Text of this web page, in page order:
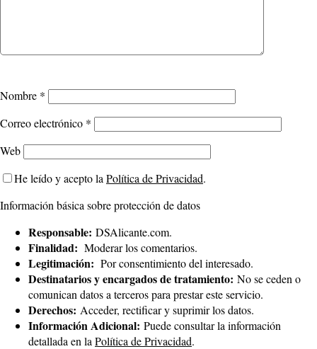
Nombre *
Correo electrónico *
Web
He leído y acepto la Política de Privacidad.
Información básica sobre protección de datos
Responsable: DSAlicante.com.
Finalidad: Moderar los comentarios.
Legitimación: Por consentimiento del interesado.
Destinatarios y encargados de tratamiento: No se ceden o
comunican datos a terceros para prestar este servicio.
Derechos: Acceder, rectificar y suprimir los datos.
Información Adicional: Puede consultar la información
detallada en la Política de Privacidad.